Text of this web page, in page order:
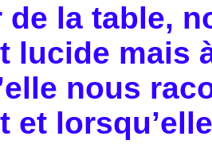
de la table,
lucide mais
nous
et